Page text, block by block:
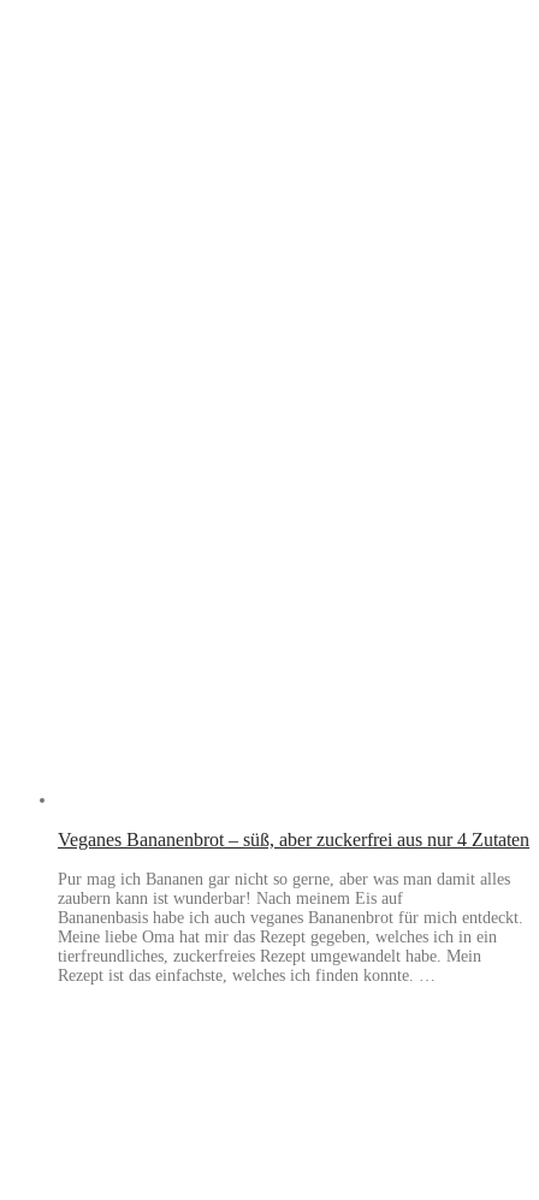
Veganes Bananenbrot – süß, aber zuckerfrei aus nur 4 Zutaten
Pur mag ich Bananen gar nicht so gerne, aber was man damit alles
zaubern kann ist wunderbar! Nach meinem Eis auf
Bananenbasis habe ich auch veganes Bananenbrot für mich entdeckt.
Meine liebe Oma hat mir das Rezept gegeben, welches ich in ein
tierfreundliches, zuckerfreies Rezept umgewandelt habe. Mein
Rezept ist das einfachste, welches ich finden konnte. …